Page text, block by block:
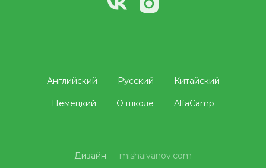
Английский Русский Китайский
Немецкий О школе AlfaCamp
Дизайн — mishaivanov.com